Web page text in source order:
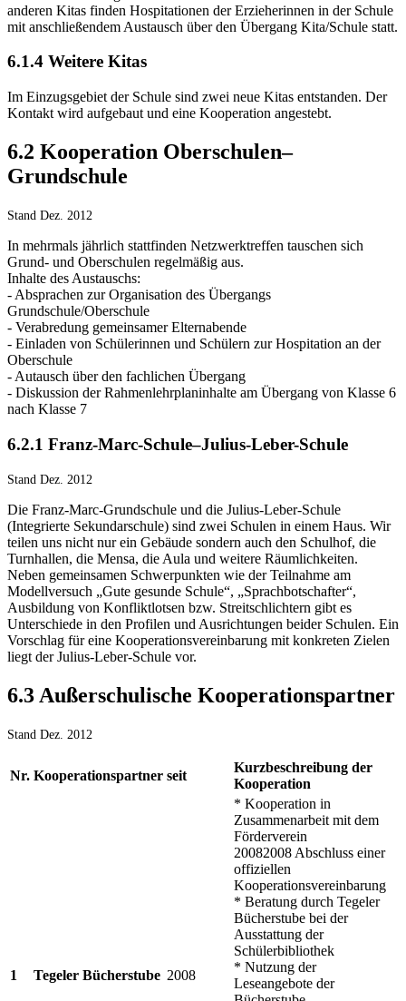
anderen Kitas finden Hospitationen der Erzieherinnen in der Schule
mit anschließendem Austausch über den Übergang Kita/Schule statt.
6.1.4 Weitere Kitas
Im Einzugsgebiet der Schule sind zwei neue Kitas entstanden. Der
Kontakt wird aufgebaut und eine Kooperation angestebt.
6.2 Kooperation Oberschulen–
Grundschule
Stand Dez. 2012
In mehrmals jährlich stattfinden Netzwerktreffen tauschen sich
Grund- und Oberschulen regelmäßig aus.
Inhalte des Austauschs:
- Absprachen zur Organisation des Übergangs
Grundschule/Oberschule
- Verabredung gemeinsamer Elternabende
- Einladen von Schülerinnen und Schülern zur Hospitation an der
Oberschule
- Autausch über den fachlichen Übergang
- Diskussion der Rahmenlehrplaninhalte am Übergang von Klasse 6
nach Klasse 7
6.2.1 Franz-Marc-Schule–Julius-Leber-Schule
Stand Dez. 2012
Die Franz-Marc-Grundschule und die Julius-Leber-Schule
(Integrierte Sekundarschule) sind zwei Schulen in einem Haus. Wir
teilen uns nicht nur ein Gebäude sondern auch den Schulhof, die
Turnhallen, die Mensa, die Aula und weitere Räumlichkeiten.
Neben gemeinsamen Schwerpunkten wie der Teilnahme am
Modellversuch „Gute gesunde Schule“, „Sprachbotschafter“,
Ausbildung von Konfliktlotsen bzw. Streitschlichtern gibt es
Unterschiede in den Profilen und Ausrichtungen beider Schulen. Ein
Vorschlag für eine Kooperationsvereinbarung mit konkreten Zielen
liegt der Julius-Leber-Schule vor.
6.3 Außerschulische Kooperationspartner
Stand Dez. 2012
Nr. Kooperationspartner seit
Kurzbeschreibung der
Kooperation
1 Tegeler Bücherstube 2008
* Kooperation in
Zusammenarbeit mit dem
Förderverein
20082008 Abschluss einer
offiziellen
Kooperationsvereinbarung
* Beratung durch Tegeler
Bücherstube bei der
Ausstattung der
Schülerbibliothek
* Nutzung der
Leseangebote der